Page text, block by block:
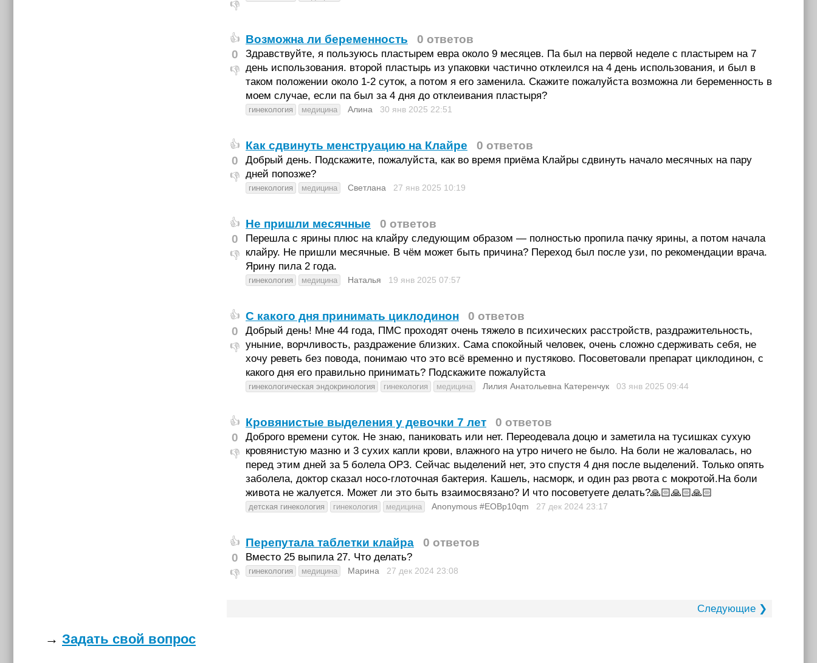
👎
👍
0
👎
Возможна ли беременность 0 ответов
Здравствуйте, я пользуюсь пластырем евра около 9 месяцев. Па был на первой неделе с пластырем на 7
день использования. второй пластырь из упаковки частично отклеился на 4 день использования, и был в
таком положении около 1-2 суток, а потом я его заменила. Скажите пожалуйста возможна ли беременность в
моем случае, если па был за 4 дня до отклеивания пластыря?
гинекология медицина Алина 30 янв 2025 22:51
👍
0
👎
Как сдвинуть менструацию на Клайре 0 ответов
Добрый день. Подскажите, пожалуйста, как во время приёма Клайры сдвинуть начало месячных на пару
дней попозже?
гинекология медицина Светлана 27 янв 2025 10:19
👍
0
👎
Не пришли месячные 0 ответов
Перешла с ярины плюс на клайру следующим образом — полностью пропила пачку ярины, а потом начала
клайру. Не пришли месячные. В чём может быть причина? Переход был после узи, по рекомендации врача.
Ярину пила 2 года.
гинекология медицина Наталья 19 янв 2025 07:57
👍
0
👎
С какого дня принимать циклодинон 0 ответов
Добрый день! Мне 44 года, ПМС проходят очень тяжело в психических расстройств, раздражительность,
уныние, ворчливость, раздражение близких. Сама спокойный человек, очень сложно сдерживать себя, не
хочу реветь без повода, понимаю что это всё временно и пустяково. Посоветовали препарат циклодинон, с
какого дня его правильно принимать? Подскажите пожалуйста
гинекологическая эндокринология гинекология медицина Лилия Анатольевна Катеренчук 03 янв 2025 09:44
👍
0
👎
Кровянистые выделения у девочки 7 лет 0 ответов
Доброго времени суток. Не знаю, паниковать или нет. Переодевала доцю и заметила на тусишках сухую
кровянистую мазню и 3 сухих капли крови, влажного на утро ничего не было. На боли не жаловалась, но
перед этим дней за 5 болела ОРЗ. Сейчас выделений нет, это спустя 4 дня после выделений. Только опять
заболела, доктор сказал носо-глоточная бактерия. Кашель, насморк, и один раз рвота с мокротой.На боли
живота не жалуется. Может ли это быть взаимосвязано? И что посоветуете делать?🙏🏻🙏🏻🙏🏻
детская гинекология гинекология медицина Anonymous #EOBp10qm 27 дек 2024 23:17
👍
0
👎
Перепутала таблетки клайра 0 ответов
Вместо 25 выпила 27. Что делать?
гинекология медицина Марина 27 дек 2024 23:08
Следующие ❯
→ Задать свой вопрос